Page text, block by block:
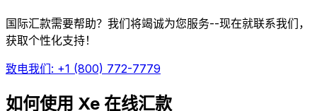
国际汇款需要帮助？我们将竭诚为您服务--现在就联系我们，
获取个性化支持！
致电我们: +1 (800) 772-7779
如何使用 Xe 在线汇款